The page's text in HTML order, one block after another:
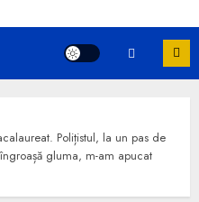
Polițistul, la un pas de
gluma, m-am apucat